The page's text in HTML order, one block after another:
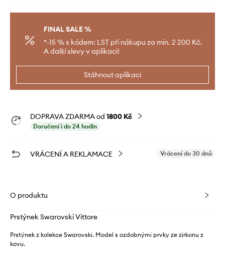
FINAL SALE %
*-15 % s kódem: LST při nákupu za min. 2 200 Kč.
A další slevy v aplikaci!
Stáhnout aplikaci
DOPRAVA ZDARMA od 1800 Kč
Doručení i do 24 hodin
VRÁCENÍ A REKLAMACE Vrácení do 30 dnů
O produktu
Prstýnek Swarovski Vittore
Prstýnek z kolekce Swarovski. Model s ozdobnými prvky ze zirkonu z
kovu.